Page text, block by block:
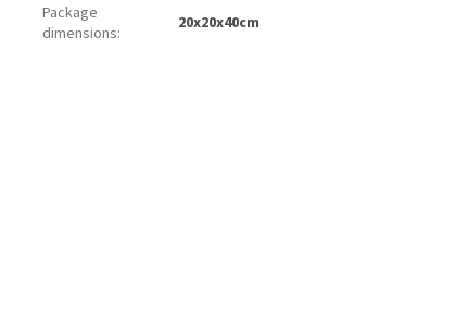
Package
dimensions: 20x20x40cm